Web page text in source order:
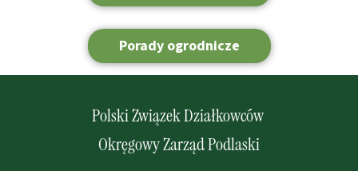
Porady ogrodnicze
Polski Związek Działkowców
Okręgowy Zarząd Podlaski